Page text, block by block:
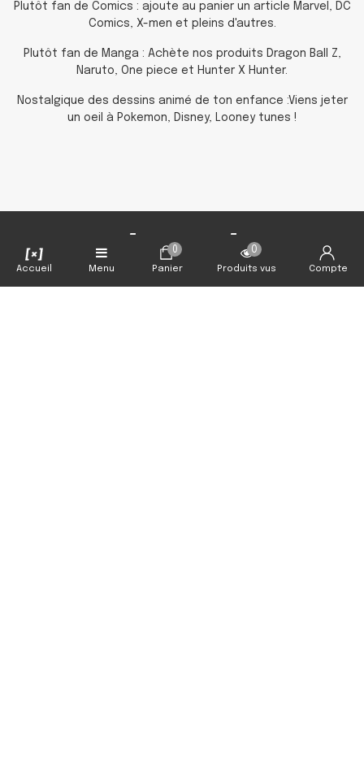
Plutôt fan de Comics : ajoute au panier un article Marvel, DC
Comics, X-men et pleins d'autres.
Plutôt fan de Manga : Achète nos produits Dragon Ball Z,
Naruto, One piece et Hunter X Hunter.
Nostalgique des dessins animé de ton enfance :Viens jeter
un oeil à Pokemon, Disney, Looney tunes !
Merci Capslab
Produits officiels
Accueil Menu Panier
0
Produits vus
0
Compte